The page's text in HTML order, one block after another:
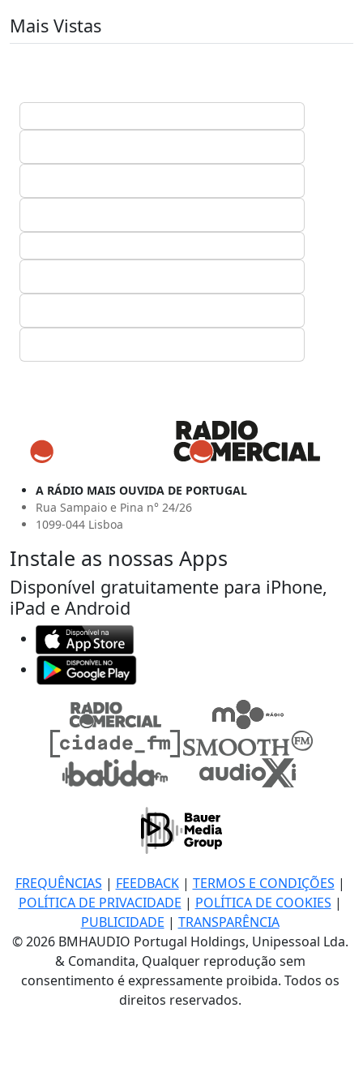
Mais Vistas
A RÁDIO MAIS OUVIDA DE PORTUGAL
Rua Sampaio e Pina n° 24/26
1099-044 Lisboa
Instale as nossas Apps
Disponível gratuitamente para iPhone,
iPad e Android
FREQUÊNCIAS | FEEDBACK| TERMOS E CONDIÇÕES |
POLÍTICA DE PRIVACIDADE | POLÍTICA DE COOKIES |
PUBLICIDADE | TRANSPARÊNCIA
© 2026 BMHAUDIO Portugal Holdings, Unipessoal Lda.
& Comandita, Qualquer reprodução sem
consentimento é expressamente proibida. Todos os
direitos reservados.